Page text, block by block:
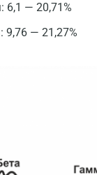
6,1 — 20,71%
9,76 — 21,27%